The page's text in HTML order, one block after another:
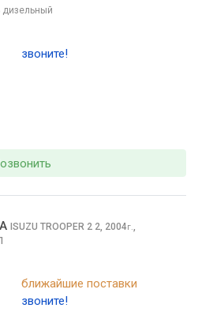
дизельный
звоните!
ISUZU TROOPER 2 2, 2004г.
ближайшие поставки
звоните!